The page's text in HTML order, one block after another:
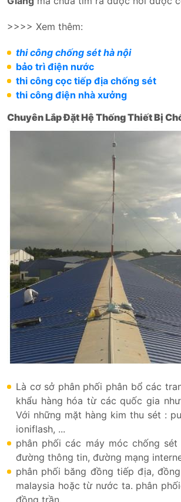
>>>> Xem thêm:
thi công chống sét hà nội
bảo trì điện nước
thi công cọc tiếp địa chống sét
thi công điện nhà xưởng
Chuyên Lắp Đặt Hệ Thống Thiết Bị
Là cơ sở phân phối phân bổ các
khẩu hàng hóa từ các quốc gia
Với những mặt hàng kim thu sét :
ioniflash, ...
phân phối các máy móc chống
đường thông tin, đường mạng
phân phối băng đồng tiếp địa,
malaysia hoặc từ nước ta. phân
đồng trần.